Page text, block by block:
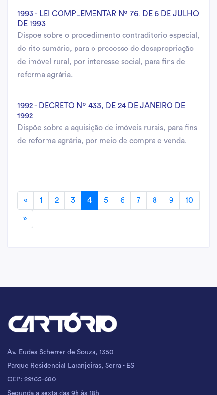
1993 - LEI COMPLEMENTAR Nº 76, DE 6 DE JULHO
DE 1993
Dispõe sobre o procedimento contraditório especial,
de rito sumário, para o processo de desapropriação
de imóvel rural, por interesse social, para fins de
reforma agrária.
1992 - DECRETO Nº 433, DE 24 DE JANEIRO DE
1992
Dispõe sobre a aquisição de imóveis rurais, para fins
de reforma agrária, por meio de compra e venda.
« 1 2 3 4 5 6 7 8 9 10
»
Av. Eudes Scherrer de Souza, 1350
Parque Residencial Laranjeiras, Serra - ES
CEP: 29165-680
Segunda a sexta das 9h às 18h